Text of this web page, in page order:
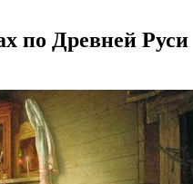
по Древней Руси